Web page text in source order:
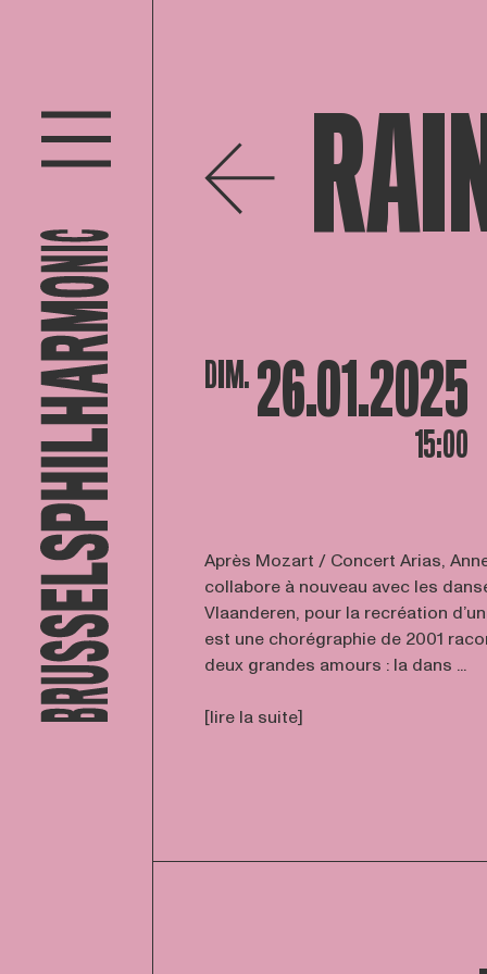
RAIN
DIM. 26.01.2025
15:00
Après Mozart / Concert Arias,
collabore à nouveau avec les
Vlaanderen, pour la recréation
est une chorégraphie de 2001
deux grandes amours : la dans ...
[lire la suite]